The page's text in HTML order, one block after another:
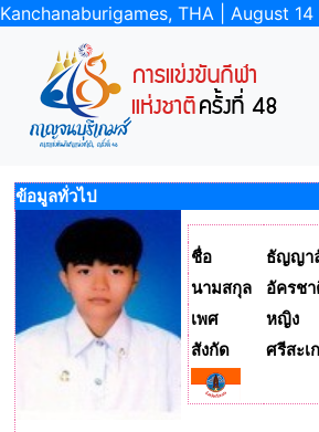
Kanchanaburigames, THA | August
ข้อมูลทั่วไป
ชื่อ
ธัญญ
นามสกุล
อัครช
เพศ
หญิง
สังกัด
ศรีสะเ